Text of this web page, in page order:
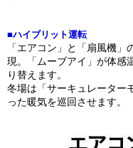
■ハイブリット運転
「エアコン」と「扇風機
現。「ムーブアイ」が体感
り替えます。
冬場は「サーキュレーター
った暖気を巡回させます。